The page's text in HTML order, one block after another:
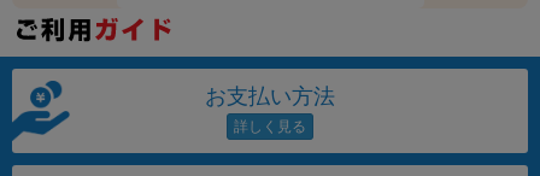
お支払い方法